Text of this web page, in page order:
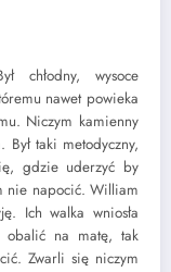
chłodny, wysoce
nawet powieka
Niczym kamienny
taki metodyczny,
gdzie uderzyć by
nie napocić. William
Ich walka wniosła
obalić na matę, tak
Zwarli się niczym